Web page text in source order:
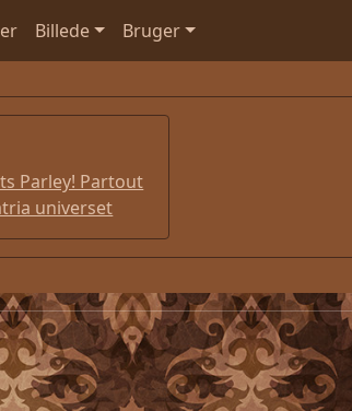
Billede Bruger
Parley! Partout
universet